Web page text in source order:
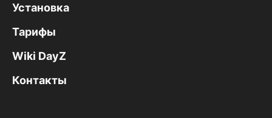
Установка
Тарифы
Wiki DayZ
Контакты